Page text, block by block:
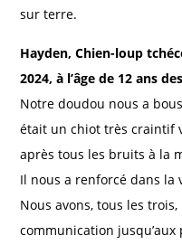
sur terre.
Hayden, Chien-loup
2024, à l’âge de 12 ans
Notre doudou nous a
était un chiot très craintif
après tous les bruits à la
Il nous a renforcé dans la
Nous avons, tous les
communication